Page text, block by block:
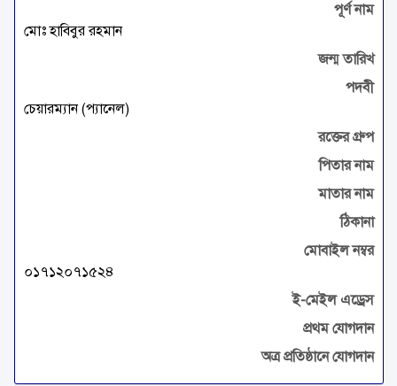
পূর্ণ নাম
মোঃ হাবিবুর রহমান
জন্ম তারিখ
পদবী
চেয়ারম্যান (প্যানেল)
রক্তের গ্রুপ
পিতার নাম
মাতার নাম
ঠিকানা
মোবাইল নম্বর
০১৭১২০৭১৫২৪
ই-মেইল এড্রেস
প্রথম যোগদান
অত্র প্রতিষ্ঠানে যোগদান